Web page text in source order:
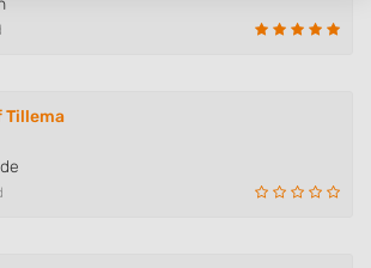
Tillema